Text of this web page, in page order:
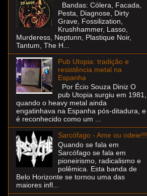
Bandas: Cólera, Facada,
Pesta, Diagnose, Dirty
Grave, Fossilization,
Krushhammer, Lasso,
Murderess, Neptunn, Plastique Noir,
Tantum, The H...
Pub Utopia: tradição e
resistência metal na
Espanha
Por Écio Souza Diniz O
pub Utopia surgiu em 1981,
quando o heavy metal ainda
engatinhava na Espanha pós-ditadura, e
é reconhecido como um ...
Sarcófago - Ame ou odeie!!!
Quando se fala em
Sarcófago se fala em
pioneirismo, radicalismo e
polêmica. Esta banda de
Belo Horizonte se tornou uma das
maiores infl...